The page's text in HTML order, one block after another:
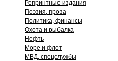
Репринтные издания
Поэзия, проза
Политика, финансы
Охота и рыбалка
Нефть
Море и флот
МВД, спецслужбы